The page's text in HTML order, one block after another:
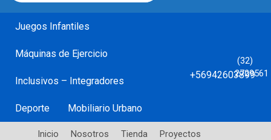
input
Juegos Infantiles
Máquinas de Ejercicio
Inclusivos – Integradores
Deporte Mobiliario Urbano
+56942603899
(32)
2729561
Inicio Nosotros Tienda Proyectos